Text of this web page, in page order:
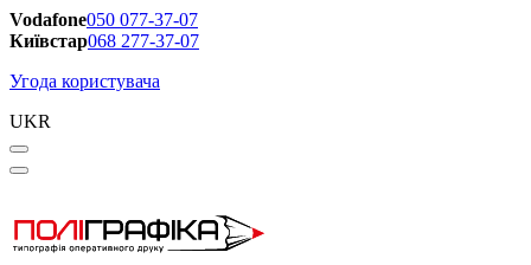
Vodafone050 077-37-07
Київстар068 277-37-07
Угода користувача
UKR